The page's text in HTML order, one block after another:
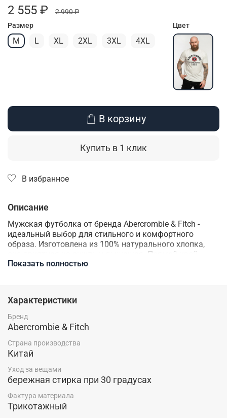
2 555 ₽
2 990 ₽
Размер
M L XL 2XL 3XL 4XL
Цвет
В корзину
Купить в 1 клик
В избранное
Описание
Мужская футболка от бренда Abercrombie & Fitch -
идеальный выбор для стильного и комфортного
образа. Изготовлена из 100% натурального хлопка,
она приятная на ощупь и дышащая. Прямой крой
отлично подойдет для создания базового гардероба.
повседневный образ в зависимости от вашего
настроения.
Показать полностью
Характеристики
Бренд
Abercrombie & Fitch
Страна производства
Китай
Уход за вещами
бережная стирка при 30 градусах
Фактура материала
Трикотажный